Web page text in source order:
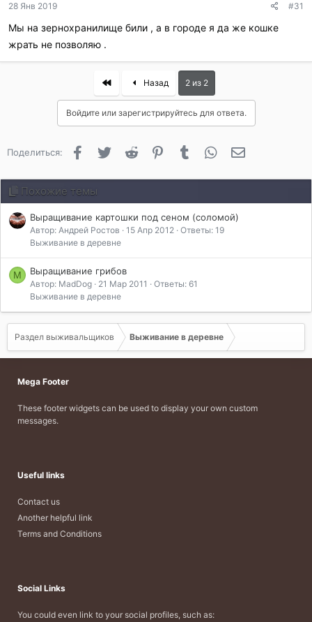
28 Янв 2019 #31
Мы на зернохранилище били , а в городе я да же кошке
жрать не позволяю .
First Назад 2 из 2
Войдите или зарегистрируйтесь для ответа.
Поделиться: FacebookTwitter Reddit PinterestTumblr WhatsApp
Похожие темы
Выращивание картошки под сеном (соломой)
Автор: Андрей Ростов 15 Апр 2012
Ответы: 19
Выживание в деревне
M Выращивание грибов
Автор: MadDog 21 Мар 2011
Ответы: 61
Выживание в деревне
Раздел выживальщиков Выживание в деревне
Mega Footer
These footer widgets can be used to display your own custom
messages.
Useful links
Contact us
Another helpful link
Terms and Conditions
Social Links
You could even link to your social profiles, such as: